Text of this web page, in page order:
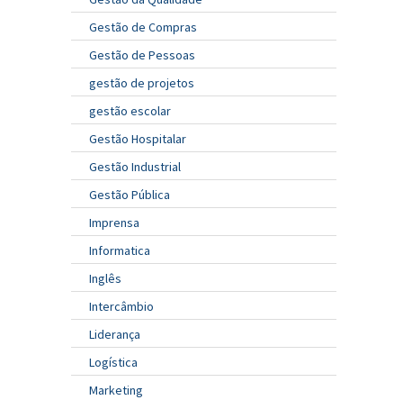
Gestão de Compras
Gestão de Pessoas
gestão de projetos
gestão escolar
Gestão Hospitalar
Gestão Industrial
Gestão Pública
Imprensa
Informatica
Inglês
Intercâmbio
Liderança
Logística
Marketing